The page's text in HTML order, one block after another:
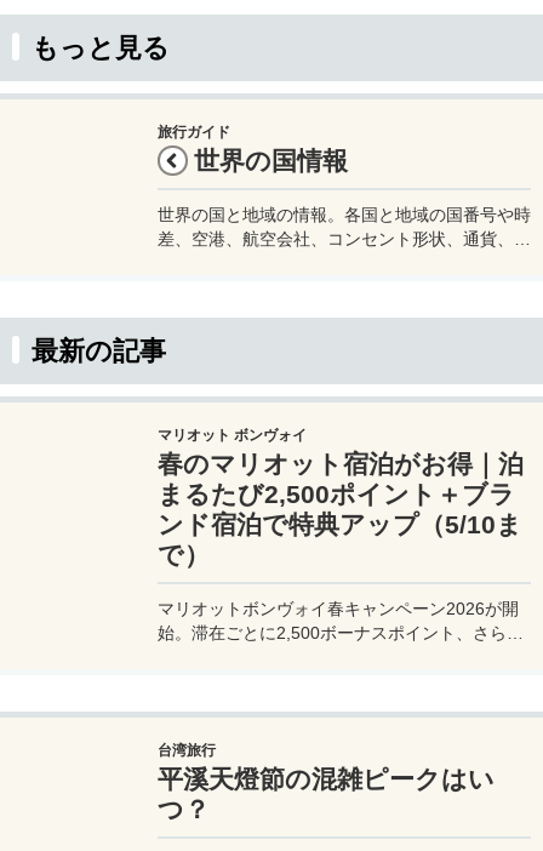
もっと見る
旅行ガイド
世界の国情報
世界の国と地域の情報。各国と地域の国番号や時
差、空港、航空会社、コンセント形状、通貨、水
最新の記事
マリオット ボンヴォイ
春のマリオット宿泊がお得｜泊
まるたび2,500ポイント＋ブラ
ンド宿泊で特典アップ（5/10ま
で）
マリオットボンヴォイ春キャンペーン2026が開
始。滞在ごとに2,500ボーナスポイント、さらに
台湾旅行
平溪天燈節の混雑ピークはい
つ？